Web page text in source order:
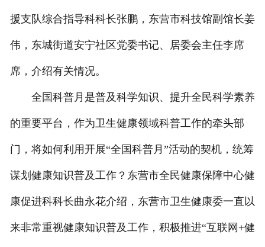
联系我们
客户留言
援支队综合指导科科长张鹏，东营市科技馆副馆长姜
伟，东城街道安宁社区党委书记、居委会主任李席
席，介绍有关情况。
全国科普月是普及科学知识、提升全民科学素养
的重要平台，作为卫生健康领域科普工作的牵头部
门，将如何利用开展“全国科普月”活动的契机，统筹
谋划健康知识普及工作？东营市全民健康保障中心健
康促进科科长曲永花介绍，东营市卫生健康委一直以
来非常重视健康知识普及工作，积极推进“互联网+健